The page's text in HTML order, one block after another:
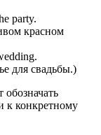
party.
красном
для свадьбы.)
к конкретному